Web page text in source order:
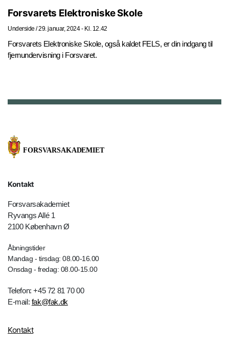
Forsvarets Elektroniske Skole
Underside / 29. januar, 2024 - Kl. 12.42
Forsvarets Elektroniske Skole, også kaldet FELS, er din indgang til
fjernundervisning i Forsvaret.
Kontakt
Forsvarsakademiet
Ryvangs Allé 1
2100 København Ø
Åbningstider
Mandag - tirsdag: 08.00-16.00
Onsdag - fredag: 08.00-15.00
Telefon: +45 72 81 70 00
E-mail: fak@fak.dk
Kontakt